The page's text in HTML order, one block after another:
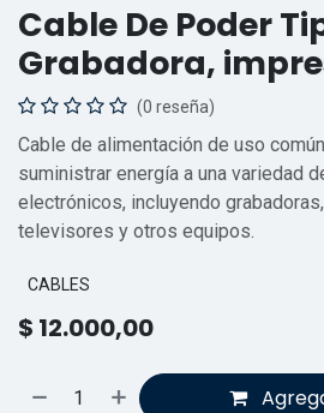
Cable De Poder
Grabadora,
(0 reseña)
Cable de alimentación de uso
suministrar energía a una variedad
electrónicos, incluyendo
televisores y otros equipos.
CABLES
$ 12.000,00